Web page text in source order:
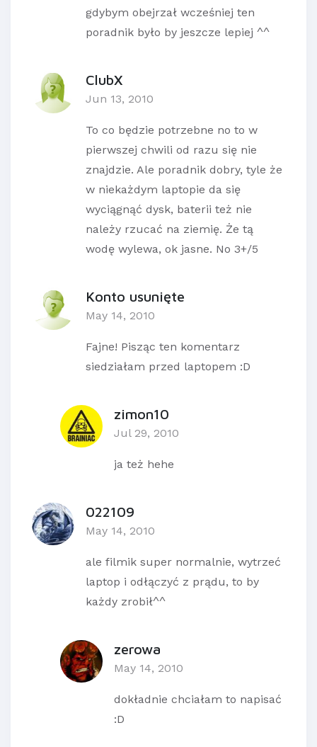
gdybym obejrzał wcześniej ten
poradnik było by jeszcze lepiej ^^
ClubX
Jun 13, 2010
To co będzie potrzebne no to w
pierwszej chwili od razu się nie
znajdzie. Ale poradnik dobry, tyle że
w niekażdym laptopie da się
wyciągnąć dysk, baterii też nie
należy rzucać na ziemię. Że tą
wodę wylewa, ok jasne. No 3+/5
Konto usunięte
May 14, 2010
Fajne! Pisząc ten komentarz
siedziałam przed laptopem :D
zimon10
Jul 29, 2010
ja też hehe
022109
May 14, 2010
ale filmik super normalnie, wytrzeć
laptop i odłączyć z prądu, to by
każdy zrobił^^
zerowa
May 14, 2010
dokładnie chciałam to napisać
:D